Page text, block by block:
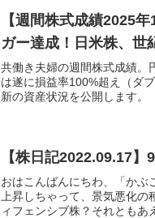
【週間株式成績2025
ガー達成！日米株、世
共働き夫婦の週間株式成績。
は遂に損益率100%超え（ダ
新の資産状況を公開します。
【株日記2022.09.17
おはこんばんにちわ、「かぶ
上昇しちゃって、景気悪化
ィフェンシブ株？それともあ